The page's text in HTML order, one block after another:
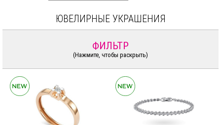
ЮВЕЛИРНЫЕ УКРАШЕНИЯ
ФИЛЬТР
(Нажмите, чтобы раскрыть)